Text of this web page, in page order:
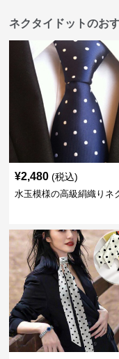
ネクタイドットのお
¥2,480 (税込)
水玉模様の高級絹織りネ